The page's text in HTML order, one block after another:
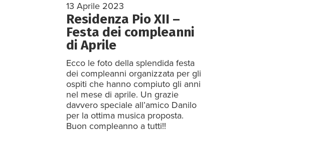
13 Aprile 2023
Residenza Pio XII –
Festa dei compleanni
di Aprile
Ecco le foto della splendida festa
dei compleanni organizzata per gli
ospiti che hanno compiuto gli anni
nel mese di aprile. Un grazie
davvero speciale all’amico Danilo
per la ottima musica proposta.
Buon compleanno a tutti!!